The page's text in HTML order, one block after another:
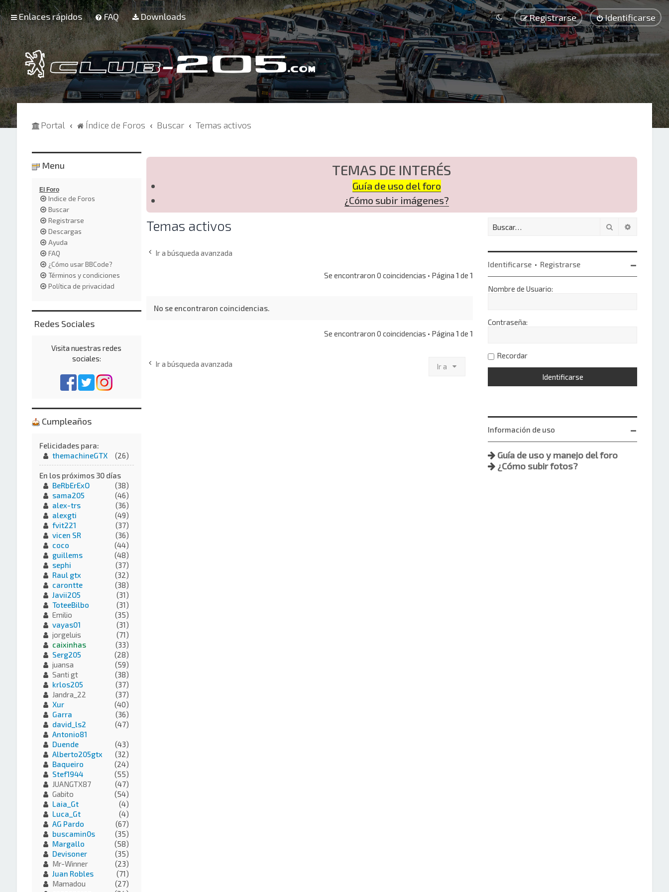
Enlaces rápidos FAQ Downloads Identificarse
Registrarse
Portal Índice de Foros Buscar Temas activos
TEMAS DE INTERÉS
Guía de uso del foro
¿Cómo subir imágenes?
Temas activos
Ir a búsqueda avanzada
Se encontraron 0 coincidencias • Página1 de1
No se encontraron coincidencias.
Se encontraron 0 coincidencias • Página1 de1
Ir a búsqueda avanzada Ir a
Buscar
Identificarse • Registrarse
Nombre de Usuario:
Contraseña:
Recordar
Información de uso
Guía de uso y manejo del foro
¿Cómo subir fotos?
Menu
El Foro
Indice de Foros
Buscar
Registrarse
Descargas
Ayuda
FAQ
¿Cómo usar BBCode?
Términos y condiciones
Política de privacidad
Redes Sociales
Visita nuestras redes
sociales:
Cumpleaños
Felicidades para:
themachineGTX
(26)
En los próximos 30 días
BeRbErExO
(38)
sama205
(46)
alex-trs
(36)
alexgti
(49)
fvit221
(37)
vicen SR
(36)
coco
(44)
guillems
(48)
sephi
(37)
Raul gtx
(32)
carontte
(38)
Javii2O5
(31)
ToteeBilbo
(31)
Emilio
(35)
vayas01
(31)
jorgeluis
(71)
caixinhas
(33)
Serg205
(28)
juansa
(59)
Santi gt
(38)
krlos205
(37)
Jandra_22
(37)
Xur
(40)
Garra
(36)
david_ls2
(47)
Antonio81
Duende
(43)
Alberto205gtx
(32)
Baqueiro
(24)
Stef1944
(55)
JUANGTX87
(47)
Gabito
(54)
Laia_Gt
(4)
Luca_Gt
(4)
AG Pardo
(67)
buscamin0s
(35)
Margallo
(58)
Devisoner
(35)
Mr-Winner
(23)
Juan Robles
(71)
Mamadou
(27)